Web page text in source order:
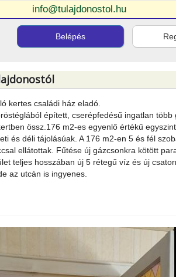
info@tulajdonostol.hu
Belépés
kertes családi ház eladó.
épített, cserépfedésű ingatlan több
össz.176 m2-es egyenlő értékű
és déli tájolásúak. A 176 m2-en 5 és fél
ellátottak. Fűtése új gázcsonkra kötött
teljes hosszában új 5 rétegű víz és új
az utcán is ingyenes.